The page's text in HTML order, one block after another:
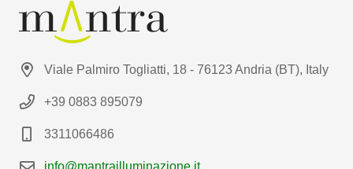
Viale Palmiro Togliatti, 18 - 76123 Andria (BT), Italy
+39 0883 895079
3311066486
info@mantrailluminazione.it